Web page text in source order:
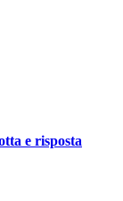
e risposta